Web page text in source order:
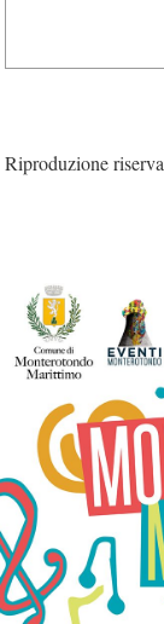
Riproduzione